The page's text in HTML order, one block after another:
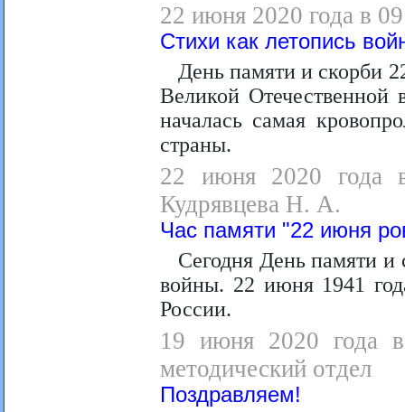
22 июня 2020 года в
Стихи как летопись
День памяти и скорби
Великой
началась самая
страны.
22 июня 2020 года
Кудрявцева Н. А.
Час памяти "22 июня
Сегодня День памяти и
войны. 22 июня 1941
России.
19 июня 2020 года в
методический отдел
Поздравляем!